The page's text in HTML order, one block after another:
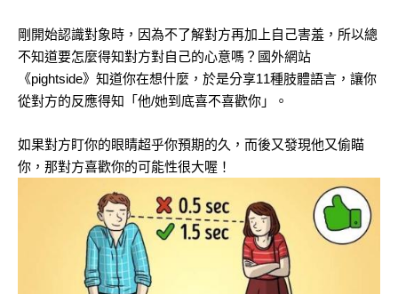
剛開始認識對象時，因為不了解對方再加上自己害羞，所以總
不知道要怎麼得知對方對自己的心意嗎？國外網站
《pightside》知道你在想什麼，於是分享11種肢體語言，讓你
從對方的反應得知「他/她到底喜不喜歡你」。
如果對方盯你的眼睛超乎你預期的久，而後又發現他又偷瞄
你，那對方喜歡你的可能性很大喔！